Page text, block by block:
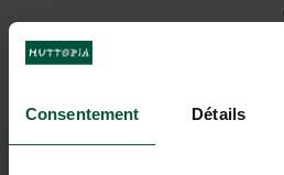
Consentement Détails